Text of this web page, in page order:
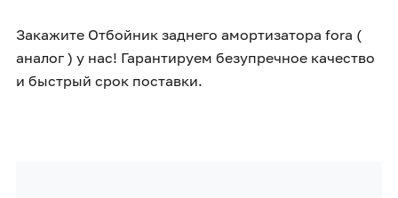
Закажите Отбойник заднего амортизатора fora (
аналог ) у нас! Гарантируем безупречное качество
и быстрый срок поставки.